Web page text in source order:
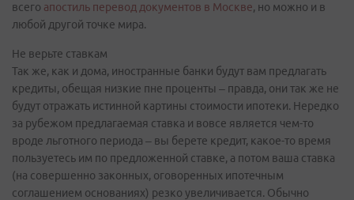
всего апостиль перевод документов в Москве, но можно и в
любой другой точке мира.
Не верьте ставкам
Так же, как и дома, иностранные банки будут вам предлагать
кредиты, обещая низкие пне проценты – правда, они так же не
будут отражать истинной картины стоимости ипотеки. Нередко
за рубежом предлагаемая ставка и вовсе является чем-то
вроде льготного периода – вы берете кредит, какое-то время
пользуетесь им по предложенной ставке, а потом ваша ставка
(на совершенно законных, оговоренных ипотечным
соглашением основаниях) резко увеличивается. Обычно